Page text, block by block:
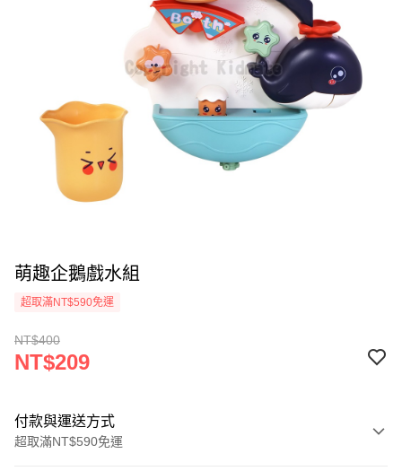
萌趣企鵝戲水組
超取滿NT$590免運
NT$400
NT$209
付款與運送方式
超取滿NT$590免運